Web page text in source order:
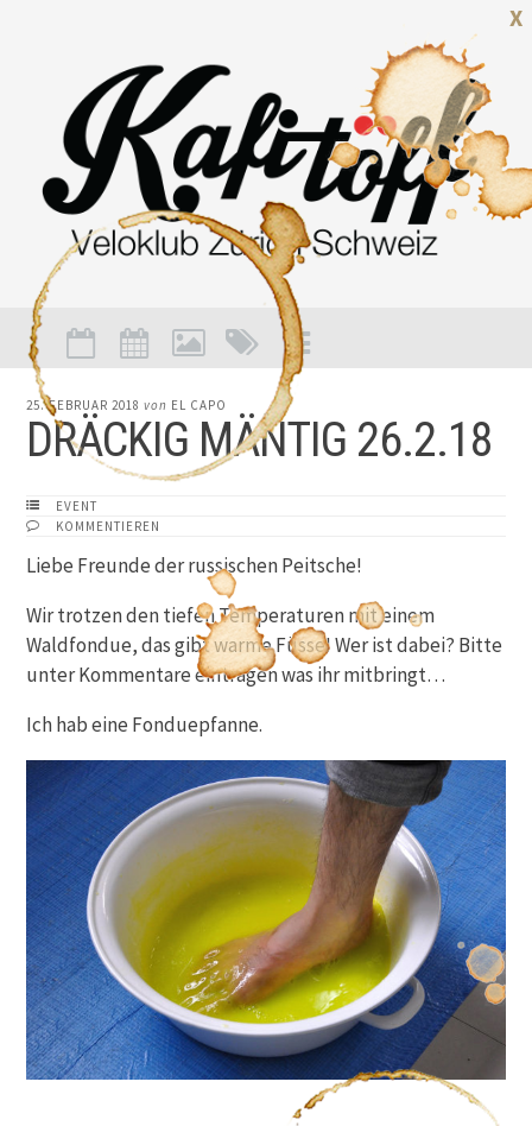
X
25. FEBRUAR 2018 von EL CAPO
DRÄCKIG MÄNTIG 26.2.18
EVENT
KOMMENTIEREN
Liebe Freunde der russischen Peitsche!
Wir trotzen den tiefen Temperaturen mit einem
Waldfondue, das gibt warme Füsse! Wer ist dabei? Bitte
unter Kommentare eintragen was ihr mitbringt…
Ich hab eine Fonduepfanne.